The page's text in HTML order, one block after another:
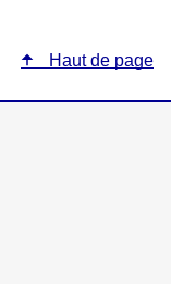
Haut de page